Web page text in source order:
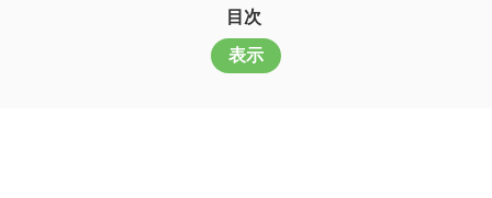
目次
表示